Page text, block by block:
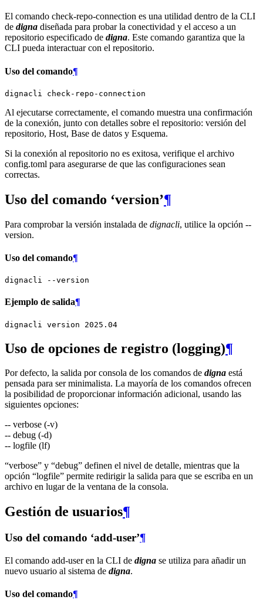
El comando check-repo-connection es una utilidad dentro de la CLI
de digna diseñada para probar la conectividad y el acceso a un
repositorio especificado de digna. Este comando garantiza que la
CLI pueda interactuar con el repositorio.
Uso del comando¶
dignacli
Al ejecutarse correctamente, el comando muestra una confirmación
de la conexión, junto con detalles sobre el repositorio: versión del
repositorio, Host, Base de datos y Esquema.
Si la conexión al repositorio no es exitosa, verifique el archivo
config.toml para asegurarse de que las configuraciones sean
correctas.
Uso del comando ‘version’¶
Para comprobar la versión instalada de dignacli, utilice la opción --
version.
Uso del comando¶
dignacli
Ejemplo de salida¶
dignacli version 2025
Uso de opciones de registro (logging)¶
Por defecto, la salida por consola de los comandos de digna está
pensada para ser minimalista. La mayoría de los comandos ofrecen
la posibilidad de proporcionar información adicional, usando las
siguientes opciones:
-- verbose (-v)
-- debug (-d)
-- logfile (lf)
“verbose” y “debug” definen el nivel de detalle, mientras que la
opción “logfile” permite redirigir la salida para que se escriba en un
archivo en lugar de la ventana de la consola.
Gestión de usuarios¶
Uso del comando ‘add-user’¶
El comando add-user en la CLI de digna se utiliza para añadir un
nuevo usuario al sistema de digna.
Uso del comando¶